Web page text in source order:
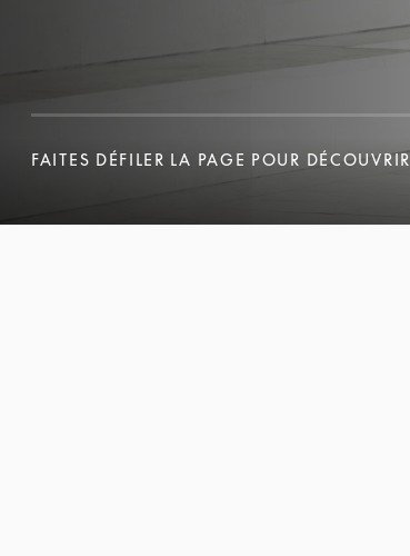
FAITES DÉFILER LA PAGE POUR DÉCOUVRIR